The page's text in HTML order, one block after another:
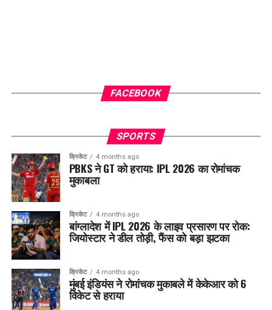
FACEBOOK
SPORTS
क्रिकेट 4 months ago
PBKS ने GT को हराया: IPL 2026 का रोमांचक
मुकाबला
क्रिकेट 4 months ago
बांग्लादेश में IPL 2026 के लाइव प्रसारण पर रोक:
जियोस्टार ने डील तोड़ी, फैंस को बड़ा झटका
क्रिकेट 4 months ago
मुंबई इंडियंस ने रोमांचक मुकाबले में केकेआर को 6
विकेट से हराया